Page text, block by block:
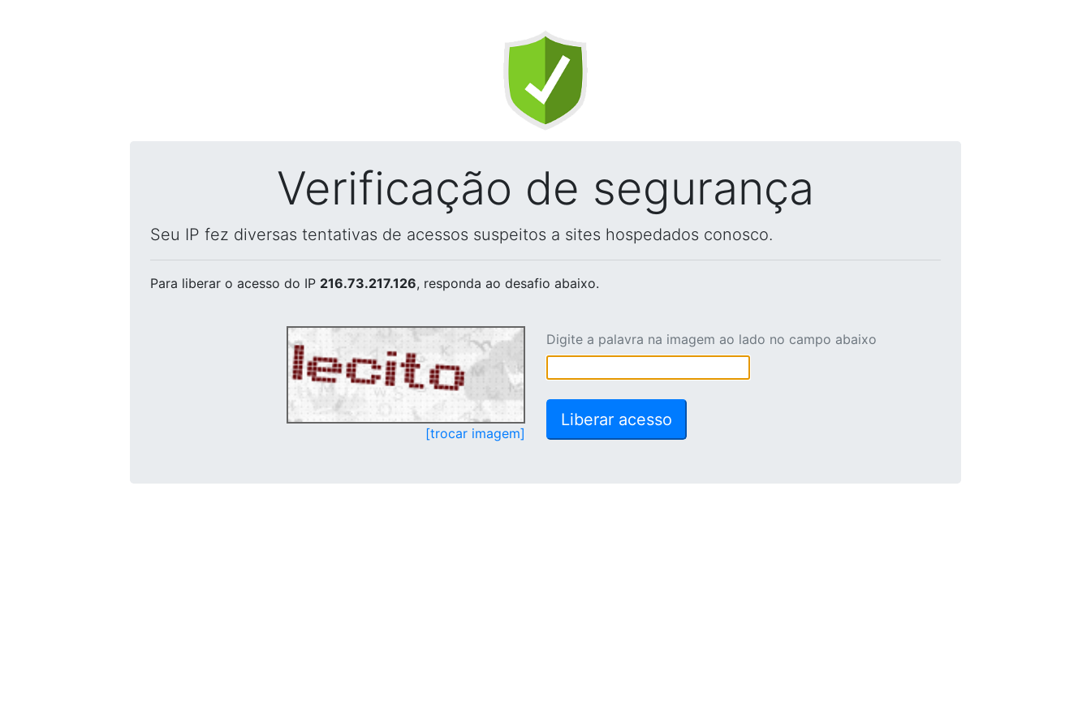
Verificação de segurança
Seu IP fez diversas tentativas de acessos suspeitos a sites hospedados conosco.
Para liberar o acesso do IP 216.73.217.126, responda ao desafio abaixo.
[trocar imagem]
Digite a palavra na imagem ao lado no campo abaixo